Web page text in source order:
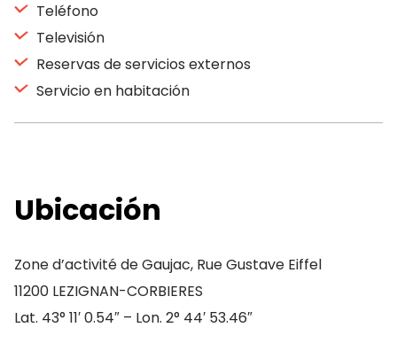
Teléfono
Televisión
Reservas de servicios externos
Servicio en habitación
Ubicación
Zone d’activité de Gaujac, Rue Gustave Eiffel
11200 LEZIGNAN-CORBIERES
Lat. 43° 11′ 0.54″ – Lon. 2° 44′ 53.46″